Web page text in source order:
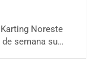
Noreste
semana su…